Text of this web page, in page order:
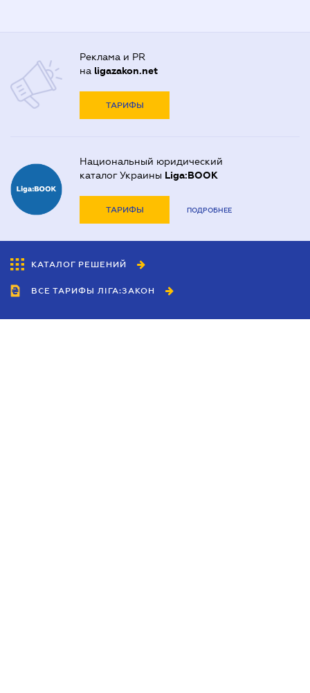
Реклама и PR
на ligazakon.net
ТАРИФЫ
Национальный юридический
каталог Украины Liga:BOOK
ТАРИФЫ ПОДРОБНЕЕ
КАТАЛОГ РЕШЕНИЙ
ВСЕ ТАРИФЫ ЛІГА:ЗАКОН